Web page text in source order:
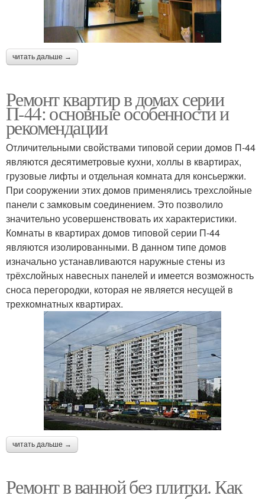
читать дальше →
Ремонт квартир в домах серии
П-44: основные особенности и
рекомендации
Отличительными свойствами типовой серии домов П-44
являются десятиметровые кухни, холлы в квартирах,
грузовые лифты и отдельная комната для консьержки.
При сооружении этих домов применялись трехслойные
панели с замковым соединением. Это позволило
значительно усовершенствовать их характеристики.
Комнаты в квартирах домов типовой серии П-44
являются изолированными. В данном типе домов
изначально устанавливаются наружные стены из
трёхслойных навесных панелей и имеется возможность
сноса перегородки, которая не является несущей в
трехкомнатных квартирах.
читать дальше →
Ремонт в ванной без плитки. Как